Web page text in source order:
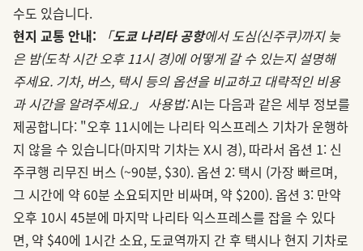
수도 있습니다.
현지 교통 안내:
「도쿄 나리타 공항에서 도심(신주쿠)까지 늦
은 밤(도착 시간 오후 11시 경)에 어떻게 갈 수 있는지 설명해
주세요. 기차, 버스, 택시 등의 옵션을 비교하고 대략적인 비용
과 시간을 알려주세요.」 사용법:AI는 다음과 같은 세부 정보를
제공합니다: "오후 11시에는 나리타 익스프레스 기차가 운행하
지 않을 수 있습니다(마지막 기차는 X시 경), 따라서 옵션 1: 신
주쿠행 리무진 버스 (~90분, $30). 옵션 2: 택시 (가장 빠르며,
그 시간에 약 60분 소요되지만 비싸며, 약 $200). 옵션 3: 만약
오후 10시 45분에 마지막 나리타 익스프레스를 잡을 수 있다
면, 약 $40에 1시간 소요, 도쿄역까지 간 후 택시나 현지 기차로